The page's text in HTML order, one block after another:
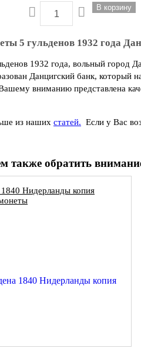
5 гульденов 1932 года
1932 года, вольный город
Данцигский банк, который
вниманию представлена
из наших статей. Если у Вас
также обратить
1840 Нидерланды копия